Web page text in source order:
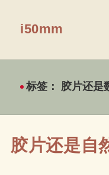
i50mm
标签： 胶片还是
胶片还是自